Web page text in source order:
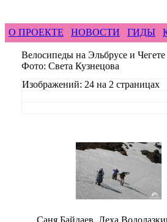
О ПРОЕКТЕ НОВОСТИ ГИДЫ
Велосипеды на Эльбрусе и Чегете
Фото: Света Кузнецова
Изображений: 24 на 2 страницах
Саня Байдаев, Леха